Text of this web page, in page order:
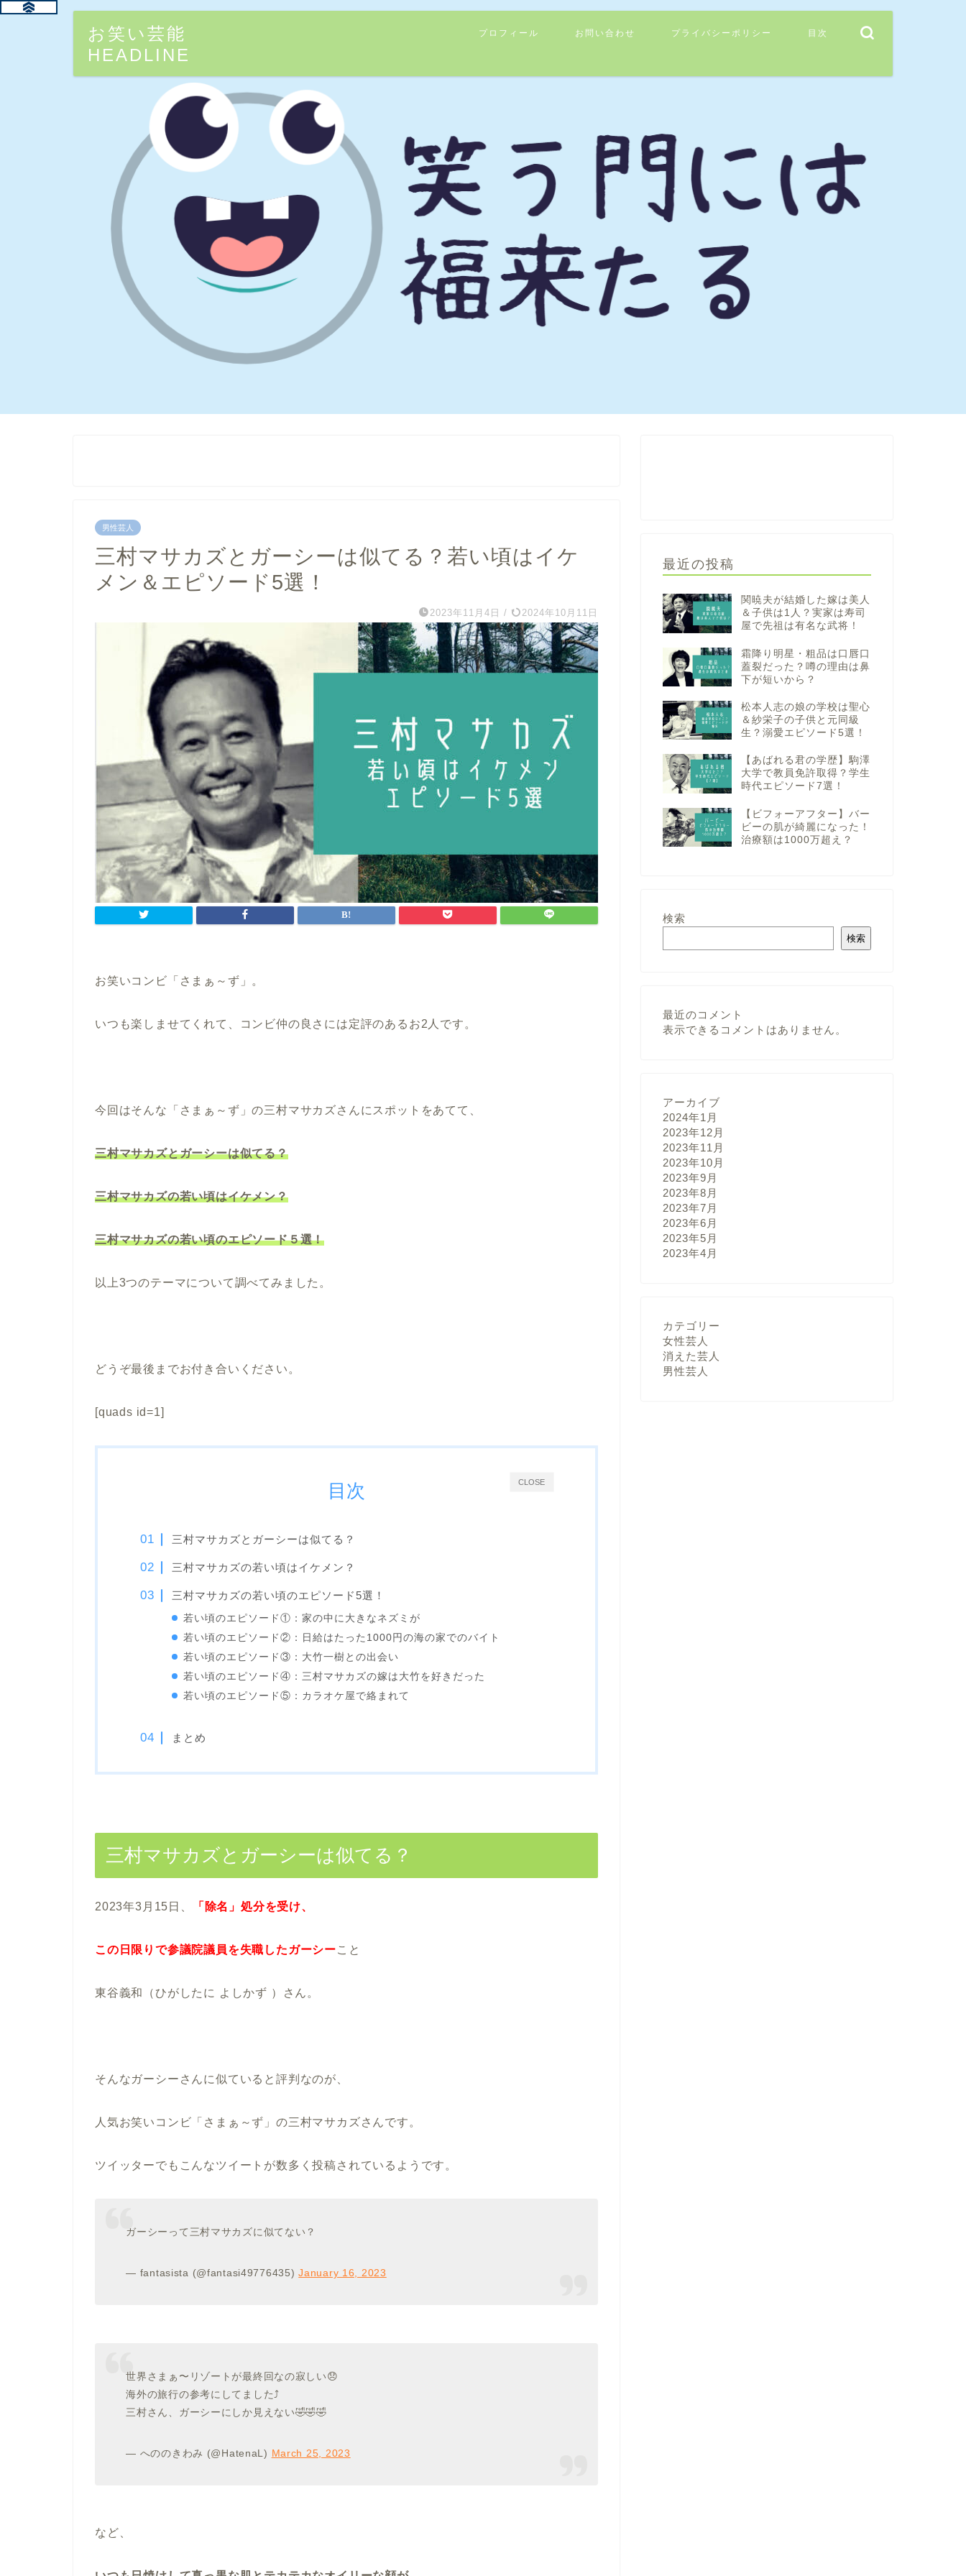
お笑い芸能
HEADLINE
プロフィール お問い合わせ プライバシーポリシー 目次
男性芸人
三村マサカズとガーシーは似てる？若い頃はイケ
メン＆エピソード5選！
2023年11月4日 / 2024年10月11日
お笑いコンビ「さまぁ～ず」。
いつも楽しませてくれて、コンビ仲の良さには定評のあるお2人です。
今回はそんな「さまぁ～ず」の三村マサカズさんにスポットをあてて、
三村マサカズとガーシーは似てる？
三村マサカズの若い頃はイケメン？
三村マサカズの若い頃のエピソード５選！
以上3つのテーマについて調べてみました。
どうぞ最後までお付き合いください。
[quads id=1]
CLOSE
目次
三村マサカズとガーシーは似てる？
三村マサカズの若い頃はイケメン？
三村マサカズの若い頃のエピソード5選！
若い頃のエピソード①：家の中に大きなネズミが
若い頃のエピソード②：日給はたった1000円の海の家でのバイト
若い頃のエピソード③：大竹一樹との出会い
若い頃のエピソード④：三村マサカズの嫁は大竹を好きだった
若い頃のエピソード⑤：カラオケ屋で絡まれて
まとめ
三村マサカズとガーシーは似てる？
2023年3月15日、 「除名」処分を受け、
この日限りで参議院議員を失職したガーシーこと
東谷義和（ひがしたに よしかず ）さん。
そんなガーシーさんに似ていると評判なのが、
人気お笑いコンビ「さまぁ～ず」の三村マサカズさんです。
ツイッターでもこんなツイートが数多く投稿されているようです。
ガーシーって三村マサカズに似てない？
— fantasista (@fantasi49776435)January 16, 2023
世界さまぁ〜リゾートが最終回なの寂しい😞
海外の旅行の参考にしてました⤴︎
三村さん、ガーシーにしか見えない🤣🤣🤣
— へののきわみ (@HatenaL) March 25, 2023
など、
最近の投稿
関暁夫が結婚した嫁は美人
＆子供は1人？実家は寿司
屋で先祖は有名な武将！
霜降り明星・粗品は口唇口
蓋裂だった？噂の理由は鼻
下が短いから？
松本人志の娘の学校は聖心
＆紗栄子の子供と元同級
生？溺愛エピソード5選！
【あばれる君の学歴】駒澤
大学で教員免許取得？学生
時代エピソード7選！
【ビフォーアフター】バー
ビーの肌が綺麗になった！
治療額は1000万超え？
検索
検索
最近のコメント
表示できるコメントはありません。
アーカイブ
2024年1月
2023年12月
2023年11月
2023年10月
2023年9月
2023年8月
2023年7月
2023年6月
2023年5月
2023年4月
カテゴリー
女性芸人
消えた芸人
男性芸人